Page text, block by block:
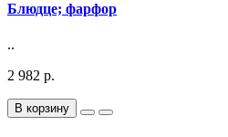
Блюдце; фарфор
..
2 982 р.
В корзину